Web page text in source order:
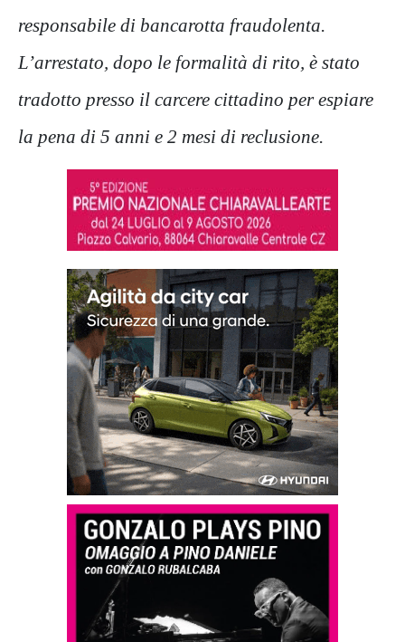
responsabile di bancarotta fraudolenta.
L’arrestato, dopo le formalità di rito, è stato
tradotto presso il carcere cittadino per espiare
la pena di 5 anni e 2 mesi di reclusione.